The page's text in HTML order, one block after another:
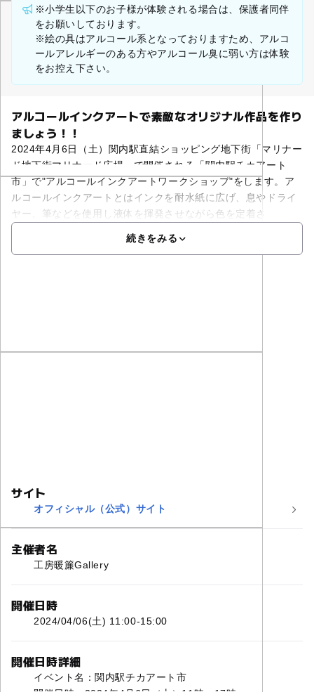
※小学生以下のお子様が体験される場合は、保護者同伴
をお願いしております。
※絵の具はアルコール系となっておりますため、アルコ
ールアレルギーのある方やアルコール臭に弱い方は体験
をお控え下さい。
アルコールインクアートで素敵なオリジナル作品を作り
ましょう！！
2024年4月6日（土）関内駅直結ショッピング地下街「マリナー
ド地下街マリナード広場」で開催される「関内駅チカアート
市」で"アルコールインクアートワークショップ"をします。ア
ルコールインクアートとはインクを耐水紙に広げ、息やドライ
ヤー、筆などを使用し液体を揮発させながら色を定着さ
続きをみる
サイト
オフィシャル（公式）サイト
主催者名
工房暖簾Gallery
開催日時
2024/04/06(土) 11:00-15:00
開催日時詳細
イベント名：関内駅チカアート市